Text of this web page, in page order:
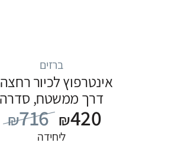
ברזים
דרך ממשטח, סדרה
FLOW: כרום
₪716 ₪420
ליחידה